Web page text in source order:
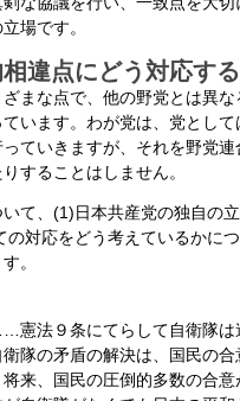
場です。
違点にどう対応す
まな点で、他の野党とは異な
います。わが党は、党とし
ていきますが、それを野党連
することはしません。
て、(1)日本共産党の独自の立
の対応をどう考えているかに
。
憲法９条にてらして自衛隊は
隊の矛盾の解決は、国民の
来、国民の圧倒的多数の合